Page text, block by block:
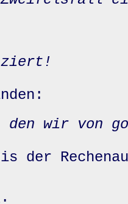
wir von
der